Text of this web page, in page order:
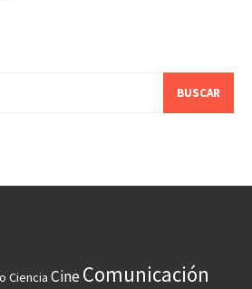
Ciencia CineComunicación